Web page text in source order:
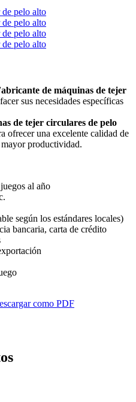
de máquinas de tejer
sus necesidades específicas
de tejer circulares de pelo
ofrecer una excelente calidad de
productividad.
al año
según los estándares locales)
bancaria, carta de crédito
como PDF